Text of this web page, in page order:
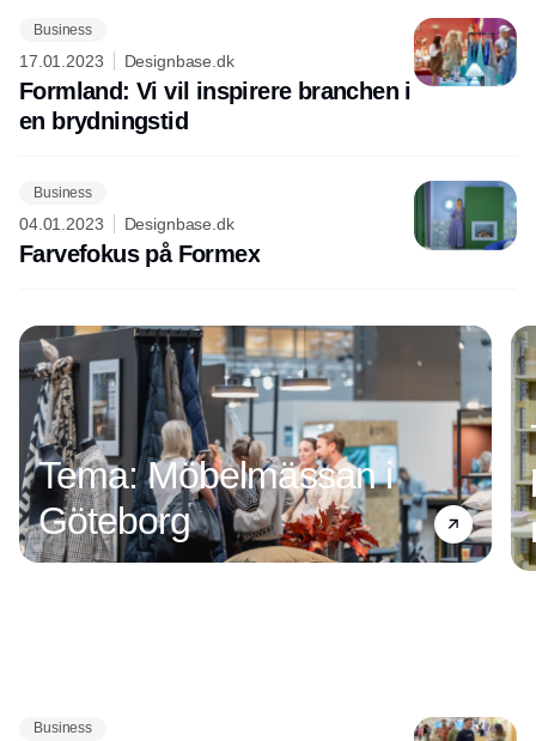
Business
17.01.2023 Designbase.dk
Formland: Vi vil inspirere branchen i
en brydningstid
Business
04.01.2023 Designbase.dk
Farvefokus på Formex
Tema: Möbelmässan i
Göteborg
Business